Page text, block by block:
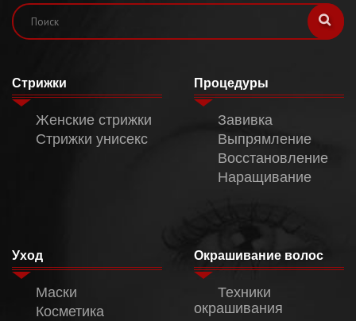
Стрижки
Женские стрижки
Стрижки унисекс
Процедуры
Завивка
Выпрямление
Восстановление
Наращивание
Уход
Маски
Косметика
Окрашивание волос
Техники
окрашивания